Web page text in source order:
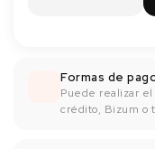
Formas de
Puede realizar el
crédito, Bizum o